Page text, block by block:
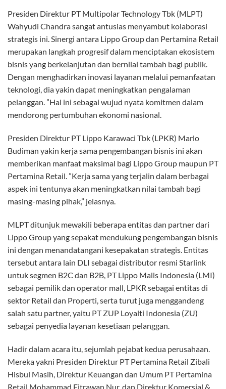
Presiden Direktur PT Multipolar Technology Tbk (MLPT)
Wahyudi Chandra sangat antusias menyambut kolaborasi
strategis ini. Sinergi antara Lippo Group dan Pertamina Retail
merupakan langkah progresif dalam menciptakan ekosistem
bisnis yang berkelanjutan dan bernilai tambah bagi publik.
Dengan menghadirkan inovasi layanan melalui pemanfaatan
teknologi, dia yakin dapat meningkatkan pengalaman
pelanggan. ”Hal ini sebagai wujud nyata komitmen dalam
mendorong pertumbuhan ekonomi nasional.
Presiden Direktur PT Lippo Karawaci Tbk (LPKR) Marlo
Budiman yakin kerja sama pengembangan bisnis ini akan
memberikan manfaat maksimal bagi Lippo Group maupun PT
Pertamina Retail. ”Kerja sama yang terjalin dalam berbagai
aspek ini tentunya akan meningkatkan nilai tambah bagi
masing-masing pihak,” jelasnya.
MLPT ditunjuk mewakili beberapa entitas dan partner dari
Lippo Group yang sepakat mendukung pengembangan bisnis
ini dengan menandatangani kesepakatan strategis. Entitas
tersebut antara lain DLI sebagai distributor resmi Starlink
untuk segmen B2C dan B2B, PT Lippo Malls Indonesia (LMI)
sebagai pemilik dan operator mall, LPKR sebagai entitas di
sektor Retail dan Properti, serta turut juga menggandeng
salah satu partner, yaitu PT ZUP Loyalti Indonesia (ZU)
sebagai penyedia layanan kesetiaan pelanggan.
Hadir dalam acara itu, sejumlah pejabat kedua perusahaan.
Mereka yakni Presiden Direktur PT Pertamina Retail Zibali
Hisbul Masih, Direktur Keuangan dan Umum PT Pertamina
Retail Mohammad Fitrawan Nur, dan Direktur Komersial &